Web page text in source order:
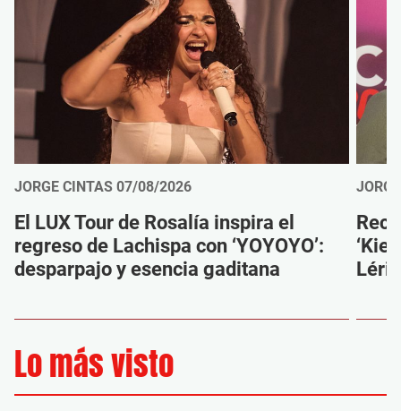
JORGE CINTAS 07/08/2026
El LUX Tour de Rosalía inspira el
regreso de Lachispa con ‘YOYOYO’:
desparpajo y esencia gaditana
Lo más visto